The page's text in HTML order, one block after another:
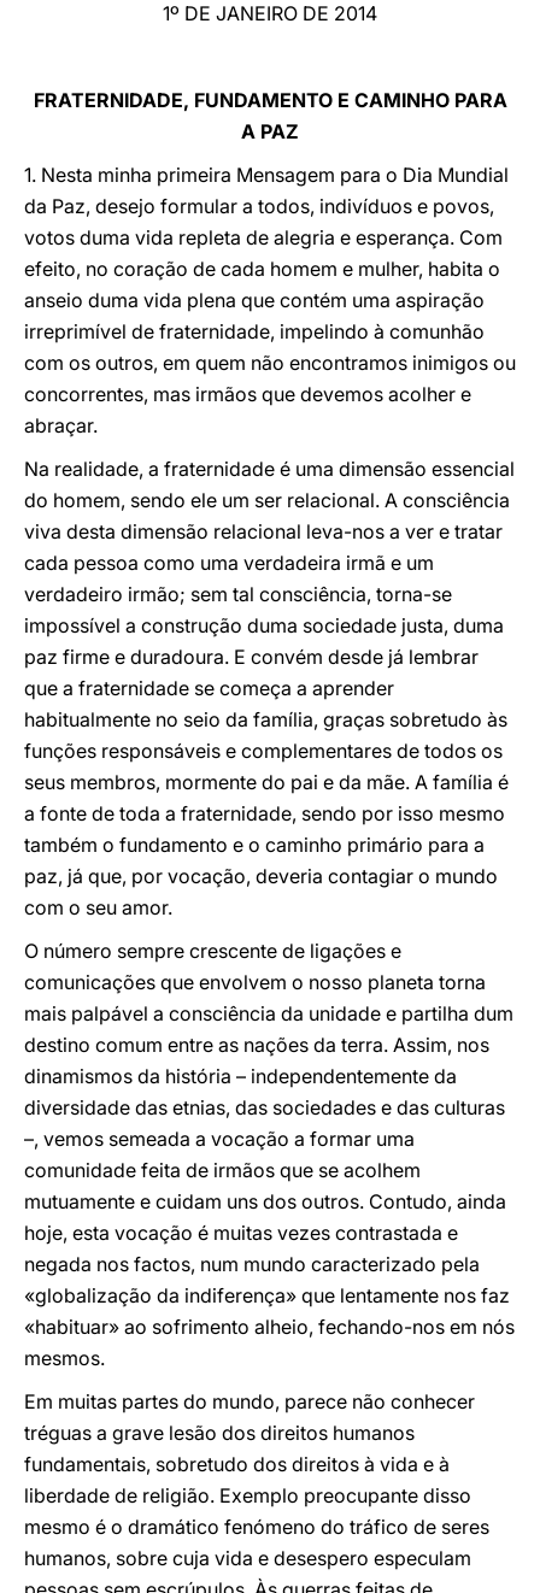
1º DE JANEIRO DE 2014
FRATERNIDADE, FUNDAMENTO E CAMINHO PARA
A PAZ
1. Nesta minha primeira Mensagem para o Dia Mundial
da Paz, desejo formular a todos, indivíduos e povos,
votos duma vida repleta de alegria e esperança. Com
efeito, no coração de cada homem e mulher, habita o
anseio duma vida plena que contém uma aspiração
irreprimível de fraternidade, impelindo à comunhão
com os outros, em quem não encontramos inimigos ou
concorrentes, mas irmãos que devemos acolher e
abraçar.
Na realidade, a fraternidade é uma dimensão essencial
do homem, sendo ele um ser relacional. A consciência
viva desta dimensão relacional leva-nos a ver e tratar
cada pessoa como uma verdadeira irmã e um
verdadeiro irmão; sem tal consciência, torna-se
impossível a construção duma sociedade justa, duma
paz firme e duradoura. E convém desde já lembrar
que a fraternidade se começa a aprender
habitualmente no seio da família, graças sobretudo às
funções responsáveis e complementares de todos os
seus membros, mormente do pai e da mãe. A família é
a fonte de toda a fraternidade, sendo por isso mesmo
também o fundamento e o caminho primário para a
paz, já que, por vocação, deveria contagiar o mundo
com o seu amor.
O número sempre crescente de ligações e
comunicações que envolvem o nosso planeta torna
mais palpável a consciência da unidade e partilha dum
destino comum entre as nações da terra. Assim, nos
dinamismos da história – independentemente da
diversidade das etnias, das sociedades e das culturas
–, vemos semeada a vocação a formar uma
comunidade feita de irmãos que se acolhem
mutuamente e cuidam uns dos outros. Contudo, ainda
hoje, esta vocação é muitas vezes contrastada e
negada nos factos, num mundo caracterizado pela
«globalização da indiferença» que lentamente nos faz
«habituar» ao sofrimento alheio, fechando-nos em nós
mesmos.
Em muitas partes do mundo, parece não conhecer
tréguas a grave lesão dos direitos humanos
fundamentais, sobretudo dos direitos à vida e à
liberdade de religião. Exemplo preocupante disso
mesmo é o dramático fenómeno do tráfico de seres
humanos, sobre cuja vida e desespero especulam